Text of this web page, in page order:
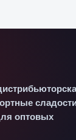
оптовых